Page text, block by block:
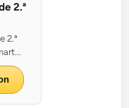
2.ª
2.ª